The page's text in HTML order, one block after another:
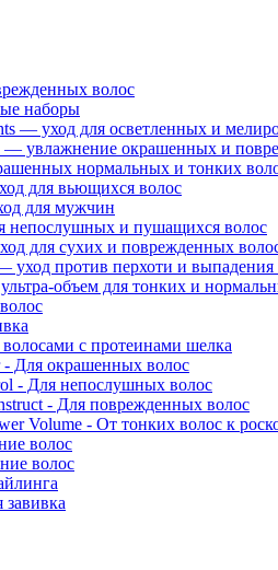
волос
наборы
— уход для осветленных и
— увлажнение окрашенных и
нормальных и тонких
для вьющихся волос
для мужчин
непослушных и пушащихся волос
для сухих и поврежденных
уход против перхоти и выпадения
объем для тонких и
с протеинами шелка
Для окрашенных волос
- Для непослушных волос
- Для поврежденных волос
Volume - От тонких волос к
волос
волос